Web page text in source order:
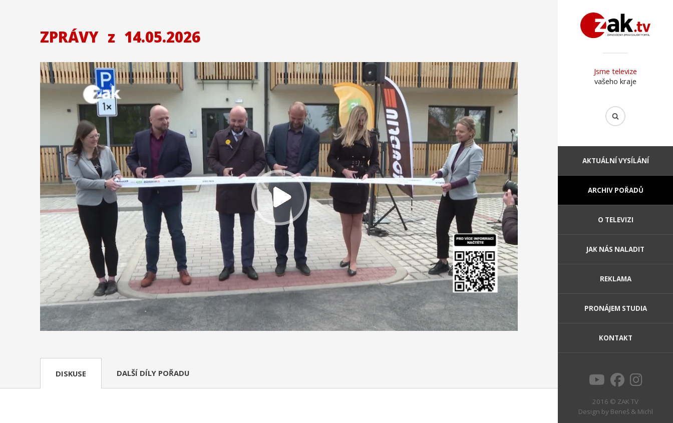
Jsme televize
vašeho kraje
AKTUÁLNÍ VYSÍLÁNÍ
ARCHIV POŘADŮ
O TELEVIZI
JAK NÁS NALADIT
REKLAMA
PRONÁJEM STUDIA
KONTAKT
2016 © ZAK TV
Design by Beneš & Michl
ZPRÁVY z 14.05.2026
DISKUSE DALŠÍ DÍLY POŘADU